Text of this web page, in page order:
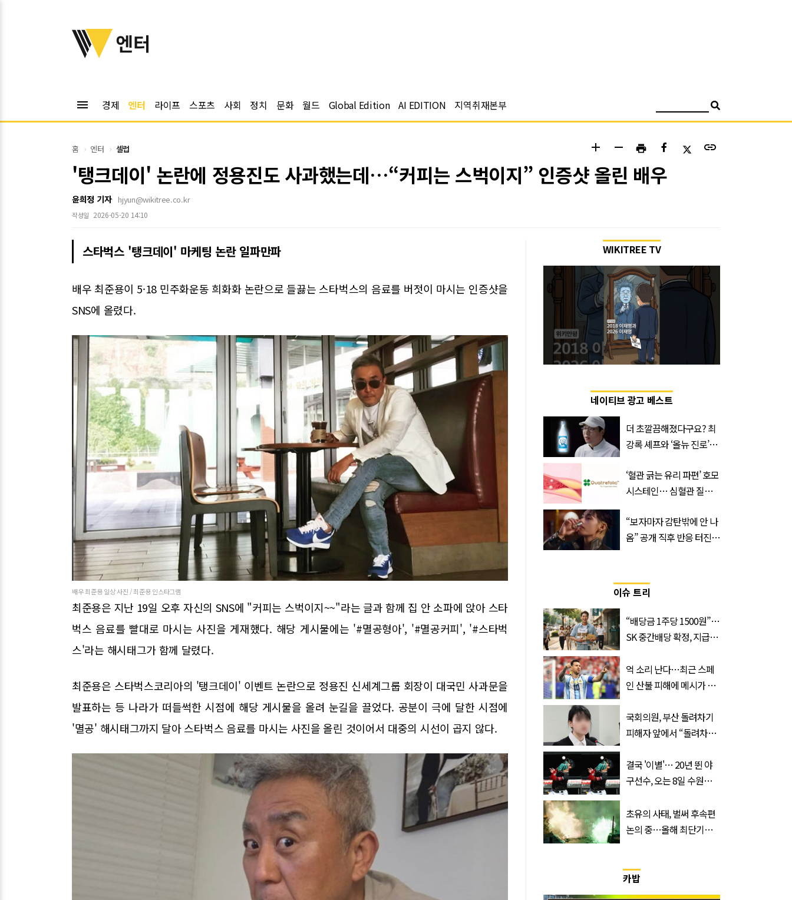
위키트리
엔터
menu 경제 엔터 라이프 스포츠 사회 정치 문화 월드 Global Edition AI EDITION 지역취재본부
홈 엔터 셀럽 add remove print link
'탱크데이' 논란에 정용진도 사과했는데…“커피는 스벅이지” 인증샷 올린 배우
윤희정 기자 hjyun@wikitree.co.kr
작성일 2026-05-20 14:10
스타벅스 '탱크데이' 마케팅 논란 일파만파
배우 최준용이 5·18 민주화운동 희화화 논란으로 들끓는 스타벅스의 음료를 버젓이 마시는 인증샷을
SNS에 올렸다.
배우 최준용 일상 사진 / 최준용 인스타그램
최준용은 지난 19일 오후 자신의 SNS에 "커피는 스벅이지~~"라는 글과 함께 집 안 소파에 앉아 스타
벅스 음료를 빨대로 마시는 사진을 게재했다. 해당 게시물에는 '#멸공형아', '#멸공커피', '#스타벅
스'라는 해시태그가 함께 달렸다.
최준용은 스타벅스코리아의 '탱크데이' 이벤트 논란으로 정용진 신세계그룹 회장이 대국민 사과문을
발표하는 등 나라가 떠들썩한 시점에 해당 게시물을 올려 눈길을 끌었다. 공분이 극에 달한 시점에
'멸공' 해시태그까지 달아 스타벅스 음료를 마시는 사진을 올린 것이어서 대중의 시선이 곱지 않다.
WIKITREE TV
네이티브 광고 베스트
더 초깔끔해졌다구요? 최
강록 셰프와 ‘올뉴 진로’의
‘혈관 긁는 유리 파편’ 호모
시스테인… 심혈관 질환
“보자마자 감탄밖에 안 나
옴” 공개 직후 반응 터진
이슈 트리
“배당금 1주당 1500원”…
SK 중간배당 확정, 지급일
억 소리 난다…최근 스페
인 산불 피해에 메시가 기
국회의원, 부산 돌려차기
피해자 앞에서 “돌려차기
결국 '이별'… 20년 뛴 야
구선수, 오는 8일 수원서
초유의 사태, 벌써 후속편
논의 중…올해 최단기간
카밥